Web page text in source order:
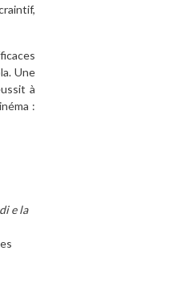
Une
à
:
e la